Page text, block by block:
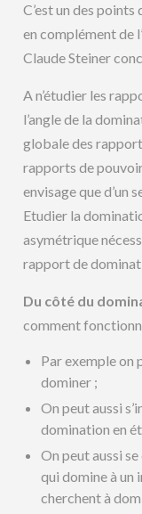
C’est un des
en complément de
Claude Steiner
A n’étudier les
l’angle de la
globale des
rapports de
envisage que d’un
Etudier la
asymétrique
rapport de
Du côté du
comment
Par exemple on
dominer ;
On peut aussi
domination en
On peut aussi
qui domine à un
cherchent à